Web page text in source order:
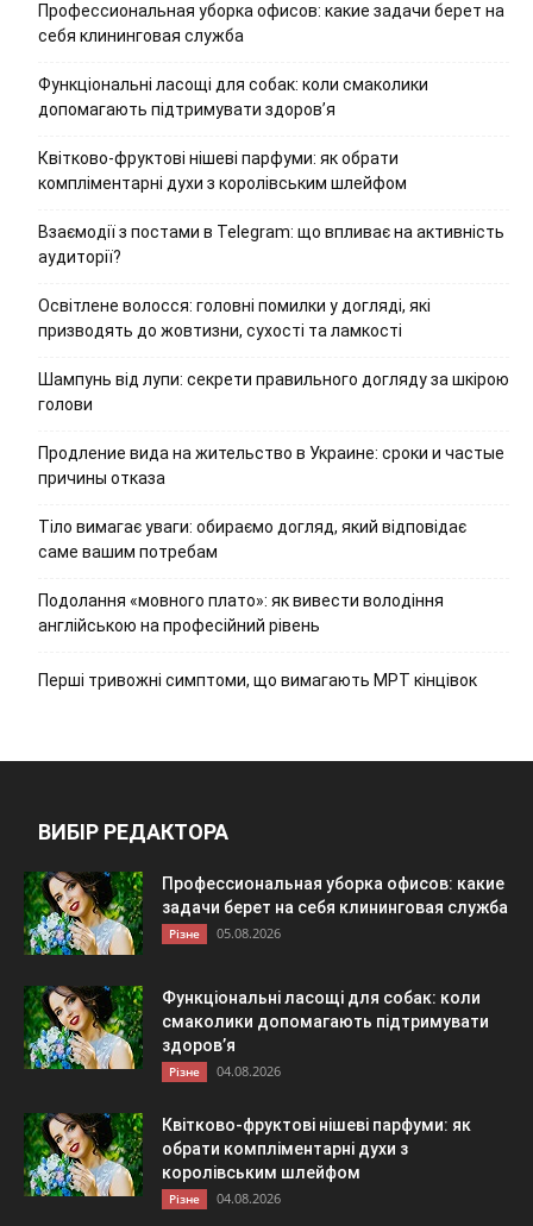
Профессиональная уборка офисов: какие задачи берет на
себя клининговая служба
Функціональні ласощі для собак: коли смаколики
допомагають підтримувати здоров’я
Квітково-фруктові нішеві парфуми: як обрати
компліментарні духи з королівським шлейфом
Взаємодії з постами в Telegram: що впливає на активність
аудиторії?
Освітлене волосся: головні помилки у догляді, які
призводять до жовтизни, сухості та ламкості
Шампунь від лупи: секрети правильного догляду за шкірою
голови
Продление вида на жительство в Украине: сроки и частые
причины отказа
Тіло вимагає уваги: обираємо догляд, який відповідає
саме вашим потребам
Подолання «мовного плато»: як вивести володіння
англійською на професійний рівень
Перші тривожні симптоми, що вимагають МРТ кінцівок
ВИБІР РЕДАКТОРА
Профессиональная уборка офисов: какие
задачи берет на себя клининговая служба
Різне 05.08.2026
Функціональні ласощі для собак: коли
смаколики допомагають підтримувати
здоров’я
Різне 04.08.2026
Квітково-фруктові нішеві парфуми: як
обрати компліментарні духи з
королівським шлейфом
Різне 04.08.2026